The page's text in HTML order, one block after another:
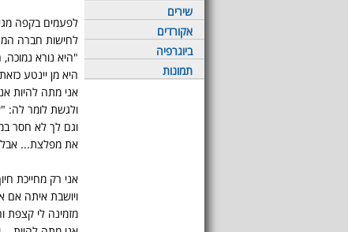
שירים
אקורדים
ביוגרפיה
תמונות
לפעמים בקפה
לחישות חברה
"היא נורא
היא מן יינטע
אני מתה להיות
ולגשת לומר לה:
וגם לך לא חסר
את מפלצת...
אני רק מחייכת
ויושבת איתה אם
מזמינה לי קצפת